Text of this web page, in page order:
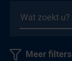
Meer filters